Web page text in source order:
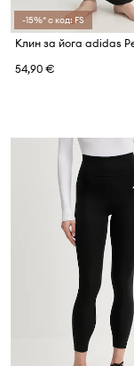
-15%* с код: FS
54,90 €